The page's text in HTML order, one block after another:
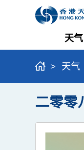
天气
展
开
> 天气
二零零